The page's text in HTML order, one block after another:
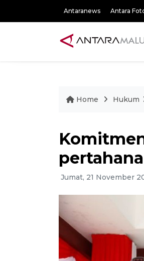
Antaranews Antara
Home Hukum
Jumat, 21 November